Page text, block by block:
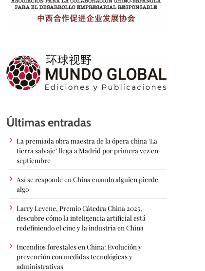
Últimas entradas
La premiada obra maestra de la ópera china ‘La
tierra salvaje’ llega a Madrid por primera vez en
septiembre
Así se responde en China cuando alguien pierde
algo
Larry Levene, Premio Cátedra China 2025,
descubre cómo la inteligencia artificial está
redefiniendo el cine y la industria en China
Incendios forestales en China: Evolución y
prevención con medidas tecnológicas y
administrativas